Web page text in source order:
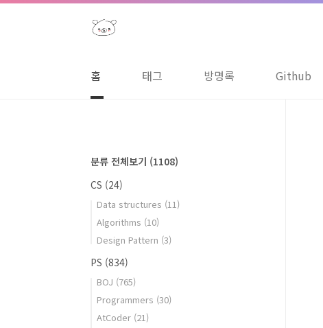
본문 바로가기
홈 태그 방명록 Github
분류 전체보기 (1108)
CS (24)
Data structures (11)
Algorithms (10)
Design Pattern (3)
PS (834)
BOJ (765)
Programmers (30)
AtCoder (21)